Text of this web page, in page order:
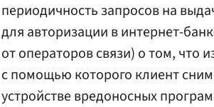
периодичность запросов на
для авторизации в интернет-
от операторов связи) о том, что
с помощью которого клиент
устройстве вредоносных